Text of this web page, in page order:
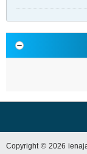
Copyright © 2026